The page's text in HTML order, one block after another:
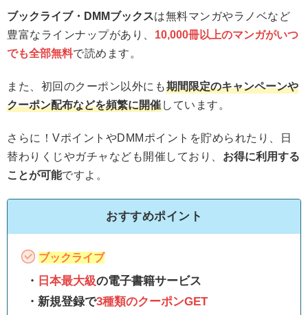
ブックライブ・DMMブックスは無料マンガやラノベなど
豊富なラインナップがあり、 10,000冊以上のマンガがいつ
でも全部無料で読めます。
また、初回のクーポン以外にも期間限定のキャンペーンや
クーポン配布などを頻繁に開催 しています。
さらに！VポイントやDMMポイントを貯められたり、日
替わりくじやガチャなども開催しており、 お得に利用する
ことが可能ですよ。
おすすめポイント
ブックライブ
・ 日本最大級の電子書籍サービス
・新規登録で3種類のクーポンGET